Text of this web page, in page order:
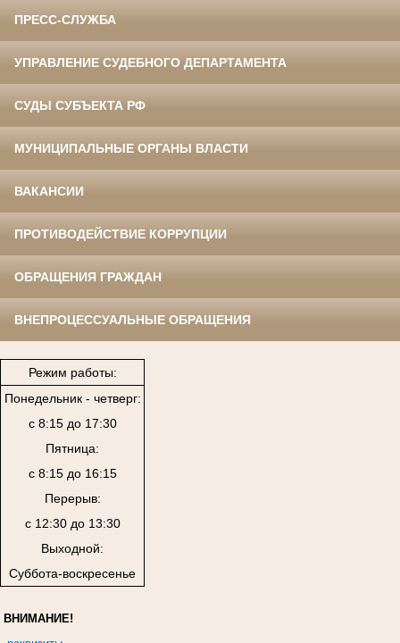
ПРЕСС-СЛУЖБА
УПРАВЛЕНИЕ СУДЕБНОГО ДЕПАРТАМЕНТА
СУДЫ СУБЪЕКТА РФ
МУНИЦИПАЛЬНЫЕ ОРГАНЫ ВЛАСТИ
ВАКАНСИИ
ПРОТИВОДЕЙСТВИЕ КОРРУПЦИИ
ОБРАЩЕНИЯ ГРАЖДАН
ВНЕПРОЦЕССУАЛЬНЫЕ ОБРАЩЕНИЯ
Режим работы:
Понедельник - четверг:
с 8:15 до 17:30
Пятница:
с 8:15 до 16:15
Перерыв:
с 12:30 до 13:30
Выходной:
Суббота-воскресенье
ВНИМАНИЕ!